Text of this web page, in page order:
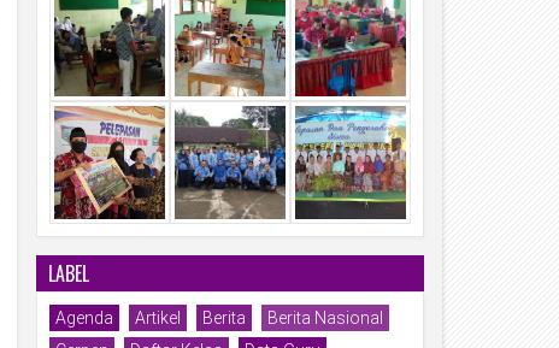
LABEL
Agenda Artikel Berita
Berita Nasional